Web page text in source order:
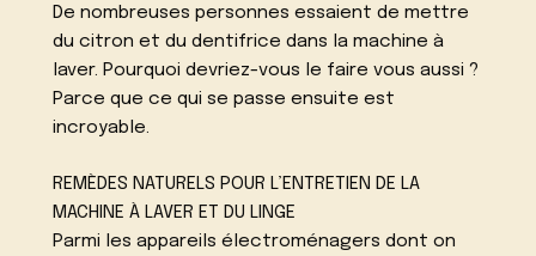
De nombreuses personnes essaient de mettre
du citron et du dentifrice dans la machine à
laver. Pourquoi devriez-vous le faire vous aussi ?
Parce que ce qui se passe ensuite est
incroyable.
REMÈDES NATURELS POUR L’ENTRETIEN DE LA
MACHINE À LAVER ET DU LINGE
Parmi les appareils électroménagers dont on